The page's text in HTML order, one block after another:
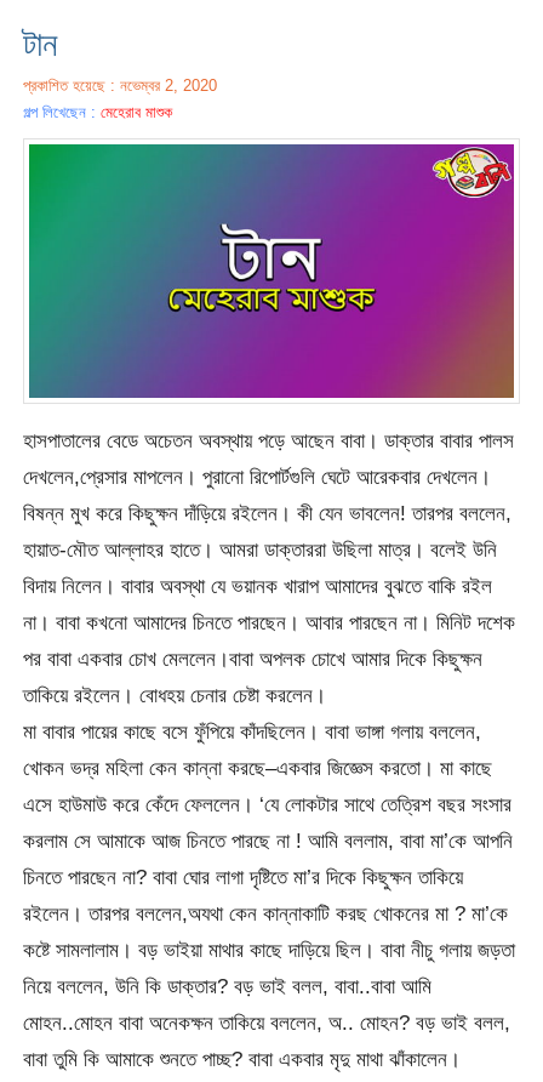
টান
প্রকাশিত হয়েছে : নভেম্বর 2, 2020
গল্প লিখেছেন :মেহেরাব মাশুক
হাসপাতালের বেডে অচেতন অবস্থায় পড়ে আছেন বাবা। ডাক্তার বাবার পালস
দেখলেন,প্রেসার মাপলেন। পুরানো রিপোর্টগুলি ঘেটে আরেকবার দেখলেন।
বিষন্ন মুখ করে কিছুক্ষন দাঁড়িয়ে রইলেন। কী যেন ভাবলেন! তারপর বললেন,
হায়াত-মৌত আল্লাহর হাতে। আমরা ডাক্তাররা উছিলা মাত্র। বলেই উনি
বিদায় নিলেন। বাবার অবস্থা যে ভয়ানক খারাপ আমাদের বুঝতে বাকি রইল
না। বাবা কখনো আমাদের চিনতে পারছেন। আবার পারছেন না। মিনিট দশেক
পর বাবা একবার চোখ মেললেন।বাবা অপলক চোখে আমার দিকে কিছুক্ষন
তাকিয়ে রইলেন। বোধহয় চেনার চেষ্টা করলেন।
মা বাবার পায়ের কাছে বসে ফুঁপিয়ে কাঁদছিলেন। বাবা ভাঙ্গা গলায় বললেন,
খোকন ভদ্র মহিলা কেন কান্না করছে–একবার জিজ্ঞেস করতো। মা কাছে
এসে হাউমাউ করে কেঁদে ফেললেন। ‘যে লোকটার সাথে তেত্রিশ বছর সংসার
করলাম সে আমাকে আজ চিনতে পারছে না ! আমি বললাম, বাবা মা’কে আপনি
চিনতে পারছেন না? বাবা ঘোর লাগা দৃষ্টিতে মা’র দিকে কিছুক্ষন তাকিয়ে
রইলেন। তারপর বললেন,অযথা কেন কান্নাকাটি করছ খোকনের মা ? মা’কে
কষ্টে সামলালাম। বড় ভাইয়া মাথার কাছে দাড়িয়ে ছিল। বাবা নীচু গলায় জড়তা
নিয়ে বললেন, উনি কি ডাক্তার? বড় ভাই বলল, বাবা..বাবা আমি
মোহন..মোহন বাবা অনেকক্ষন তাকিয়ে বললেন, অ.. মোহন? বড় ভাই বলল,
বাবা তুমি কি আমাকে শুনতে পাচ্ছ? বাবা একবার মৃদু মাথা ঝাঁকালেন।